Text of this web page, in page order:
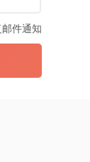
件通知